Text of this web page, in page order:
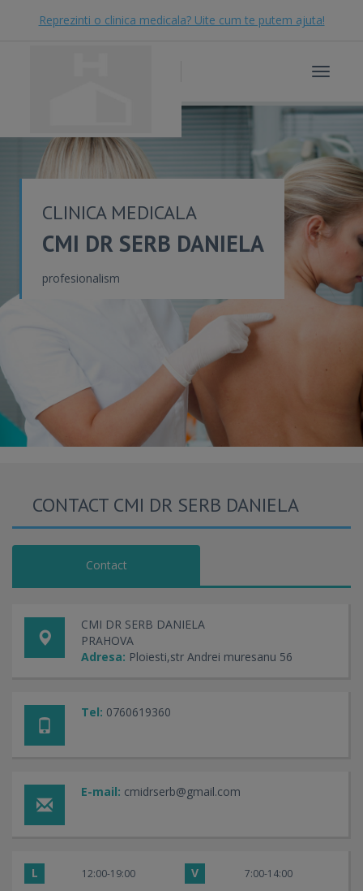
Reprezinti o clinica medicala? Uite cum te putem ajuta!
Toggle
CLINICA MEDICALA
CMI DR SERB DANIELA
profesionalism
CONTACT CMI DR SERB DANIELA
Contact
CMI DR SERB DANIELA
PRAHOVA
Adresa: Ploiesti,str Andrei muresanu 56
Tel: 0760619360
E-mail: cmidrserb@gmail.com
L 12:00-19:00 V 7:00-14:00